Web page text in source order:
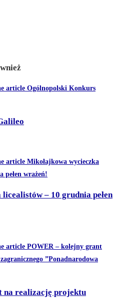
– 10 grudnia pełen
na realizację projektu